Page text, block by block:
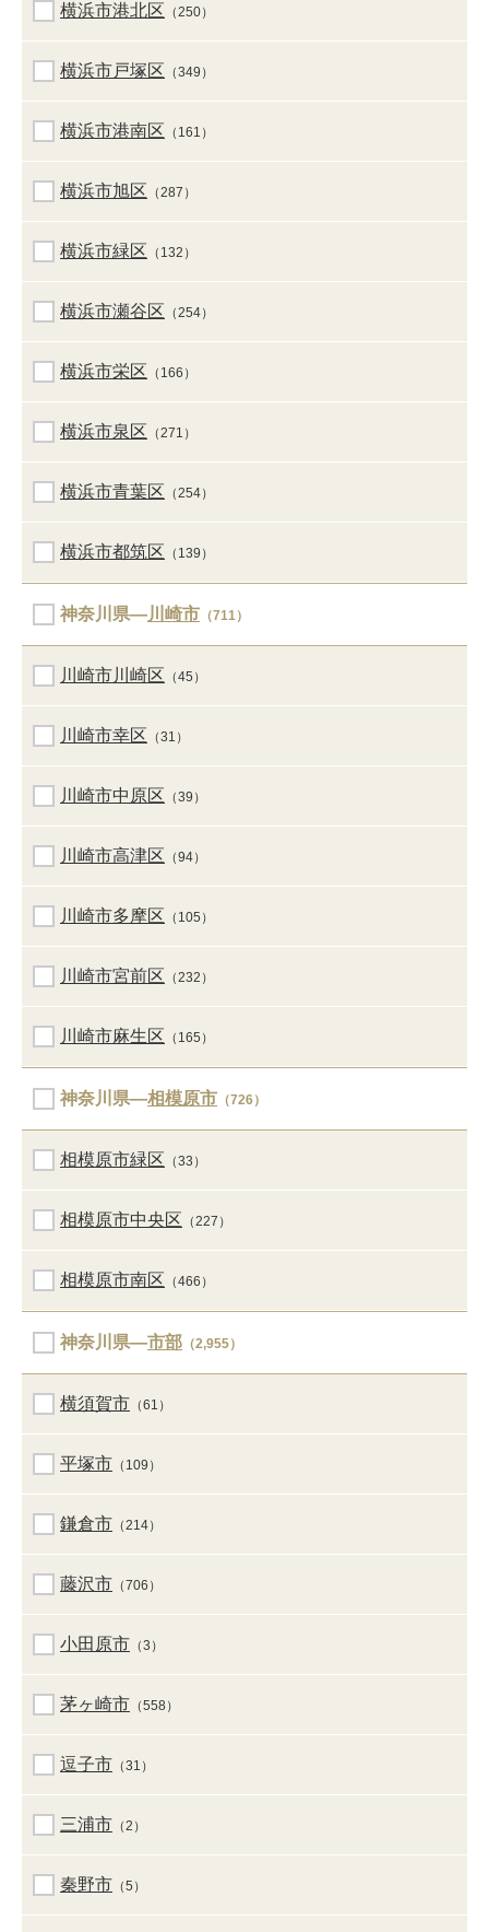
横浜市港北区 （250）
横浜市戸塚区 （349）
横浜市港南区 （161）
横浜市旭区 （287）
横浜市緑区 （132）
横浜市瀬谷区 （254）
横浜市栄区 （166）
横浜市泉区 （271）
横浜市青葉区 （254）
横浜市都筑区 （139）
神奈川県―川崎市 （711）
川崎市川崎区 （45）
川崎市幸区 （31）
川崎市中原区 （39）
川崎市高津区 （94）
川崎市多摩区 （105）
川崎市宮前区 （232）
川崎市麻生区 （165）
神奈川県―相模原市 （726）
相模原市緑区 （33）
相模原市中央区 （227）
相模原市南区 （466）
神奈川県―市部 （2,955）
横須賀市 （61）
平塚市 （109）
鎌倉市 （214）
藤沢市 （706）
小田原市 （3）
茅ヶ崎市 （558）
逗子市 （31）
三浦市 （2）
秦野市 （5）